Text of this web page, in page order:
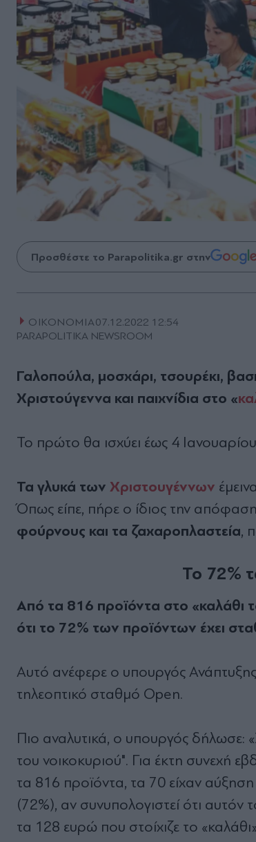
Προσθέστε το Parapolitika.gr στην
ΟΙΚΟΝΟΜΙΑ07.12.2022 12:54
PARAPOLITIKA NEWSROOM
Γαλοπούλα, μοσχάρι, τσουρέκι,
Χριστούγεννα και παιχνίδια στο «
Το πρώτο θα ισχύει έως 4
Τα γλυκά των Χριστουγέννων
Όπως είπε, πήρε ο ίδιος την
φούρνους και τα ζαχαροπλαστεία,
Το 72%
Από τα 816 προϊόντα στο «καλάθι
ότι το 72% των προϊόντων έχει
Αυτό ανέφερε ο υπουργός
τηλεοπτικό σταθμό Οpen.
Πιο αναλυτικά, ο υπουργός δήλωσε:
του νοικοκυριού". Για έκτη συνεχή
τα 816 προϊόντα, τα 70 είχαν
(72%), αν συνυπολογιστεί ότι
τα 128 ευρώ που στοίχιζε το